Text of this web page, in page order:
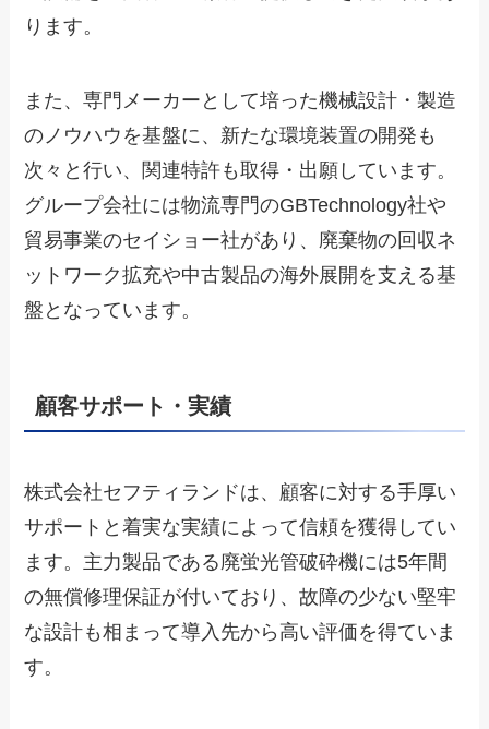
ります。
また、専門メーカーとして培った機械設計・製造
のノウハウを基盤に、新たな環境装置の開発も
次々と行い、関連特許も取得・出願しています。
グループ会社には物流専門のGBTechnology社や
貿易事業のセイショー社があり、廃棄物の回収ネ
ットワーク拡充や中古製品の海外展開を支える基
盤となっています。
顧客サポート・実績
株式会社セフティランドは、顧客に対する手厚い
サポートと着実な実績によって信頼を獲得してい
ます。主力製品である廃蛍光管破砕機には5年間
の無償修理保証が付いており、故障の少ない堅牢
な設計も相まって導入先から高い評価を得ていま
す。